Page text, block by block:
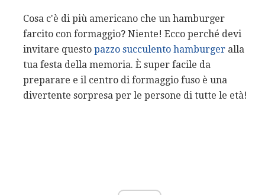
Cosa c'è di più americano che un hamburger
farcito con formaggio? Niente! Ecco perché devi
invitare questo pazzo succulento hamburger alla
tua festa della memoria. È super facile da
preparare e il centro di formaggio fuso è una
divertente sorpresa per le persone di tutte le età!